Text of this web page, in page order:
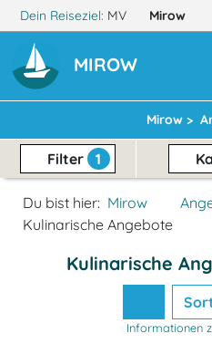
Dein Reiseziel: MV Mirow
MIROW
Mirow >
Filter 1
Du bist hier: Mirow
Kulinarische Angebote
Kulinarische
Informationen